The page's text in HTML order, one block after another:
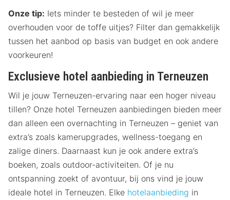
Onze tip: Iets minder te besteden of wil je meer
overhouden voor de toffe uitjes? Filter dan gemakkelijk
tussen het aanbod op basis van budget en ook andere
voorkeuren!
Exclusieve hotel aanbieding in Terneuzen
Wil je jouw Terneuzen-ervaring naar een hoger niveau
tillen? Onze hotel Terneuzen aanbiedingen bieden meer
dan alleen een overnachting in Terneuzen – geniet van
extra’s zoals kamerupgrades, wellness-toegang en
zalige diners. Daarnaast kun je ook andere extra’s
boeken, zoals outdoor-activiteiten. Of je nu
ontspanning zoekt of avontuur, bij ons vind je jouw
ideale hotel in Terneuzen. Elke hotelaanbieding in